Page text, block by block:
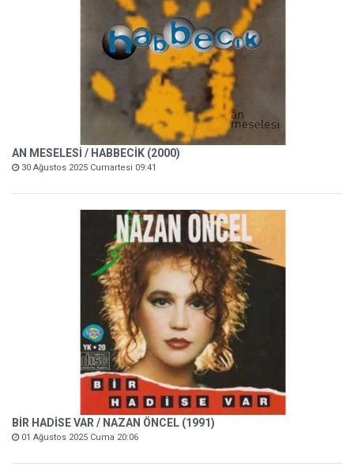
AN MESELESİ / HABBECİK (2000)
30 Ağustos 2025 Cumartesi 09:41
BİR HADİSE VAR / NAZAN ÖNCEL (1991)
01 Ağustos 2025 Cuma 20:06